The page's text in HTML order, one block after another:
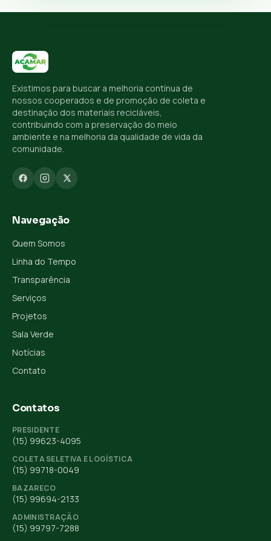
Existimos para buscar a melhoria contínua de
nossos cooperados e de promoção de coleta e
destinação dos materiais recicláveis,
contribuindo com a preservação do meio
ambiente e na melhoria da qualidade de vida da
comunidade.
Navegação
Quem Somos
Linha do Tempo
Transparência
Serviços
Projetos
Sala Verde
Notícias
Contato
Contatos
PRESIDENTE
(15) 99623-4095
COLETA SELETIVA E LOGÍSTICA
(15) 99718-0049
BAZARECO
(15) 99694-2133
ADMINISTRAÇÃO
(15) 99797-7288